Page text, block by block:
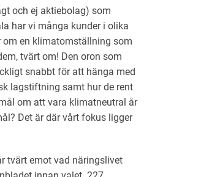
och ej aktiebolag) som
har vi många kunder i olika
om en klimatomställning som
tvärt om! Den oron som
snabbt för att hänga med
lagstiftning samt hur de rent
om att vara klimatneutral år
Det är där vårt fokus ligger
tvärt emot vad näringslivet